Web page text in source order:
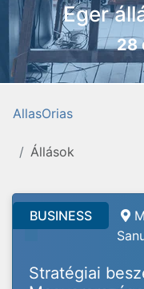
Eger
28
AllasOrias
Állások
BUSINESS
Stratégiai